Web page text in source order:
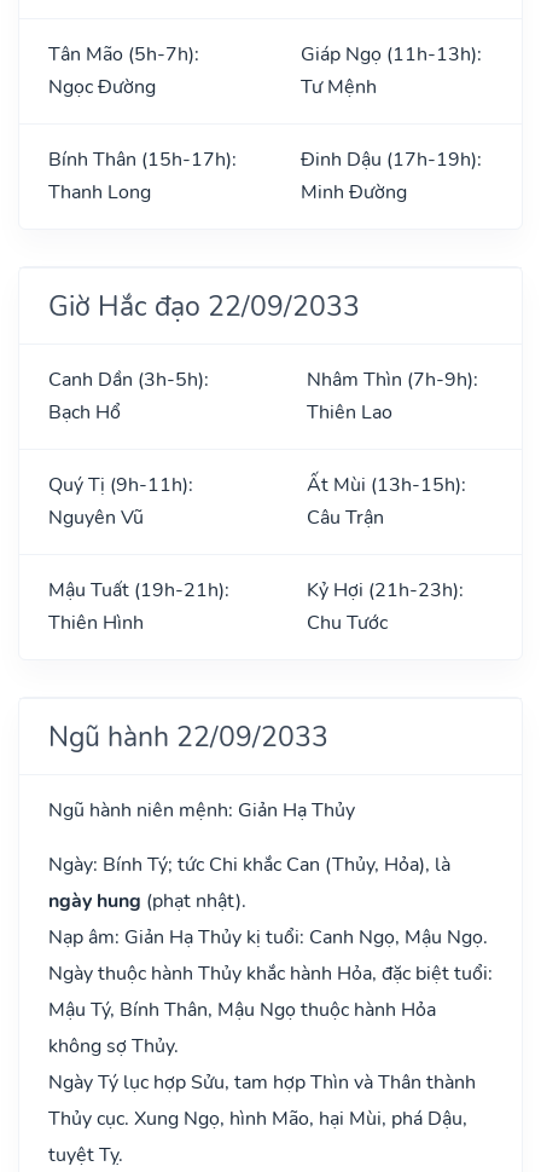
Tân Mão (5h-7h):
Ngọc Đường
Giáp Ngọ (11h-13h):
Tư Mệnh
Bính Thân (15h-17h):
Thanh Long
Đinh Dậu (17h-19h):
Minh Đường
Giờ Hắc đạo 22/09/2033
Canh Dần (3h-5h):
Bạch Hổ
Nhâm Thìn (7h-9h):
Thiên Lao
Quý Tị (9h-11h):
Nguyên Vũ
Ất Mùi (13h-15h):
Câu Trận
Mậu Tuất (19h-21h):
Thiên Hình
Kỷ Hợi (21h-23h):
Chu Tước
Ngũ hành 22/09/2033
Ngũ hành niên mệnh: Giản Hạ Thủy
Ngày: Bính Tý; tức Chi khắc Can (Thủy, Hỏa), là
ngày hung (phạt nhật).
Nạp âm: Giản Hạ Thủy kị tuổi: Canh Ngọ, Mậu Ngọ.
Ngày thuộc hành Thủy khắc hành Hỏa, đặc biệt tuổi:
Mậu Tý, Bính Thân, Mậu Ngọ thuộc hành Hỏa
không sợ Thủy.
Ngày Tý lục hợp Sửu, tam hợp Thìn và Thân thành
Thủy cục. Xung Ngọ, hình Mão, hại Mùi, phá Dậu,
tuyệt Tỵ.